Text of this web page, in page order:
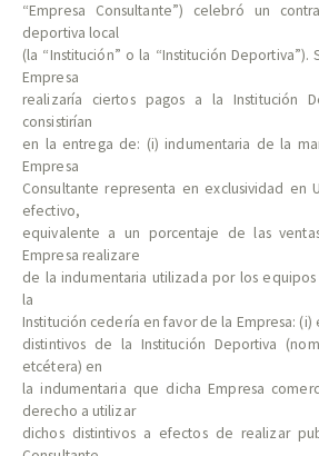
“Empresa Consultante”) celebró un
deportiva local
(la “Institución” o la “Institución
Empresa
realizaría ciertos pagos a la Institución
consistirían
en la entrega de: (i) indumentaria de la
Empresa
Consultante representa en exclusividad en
efectivo,
equivalente a un porcentaje de las
Empresa realizare
de la indumentaria utilizada por los equipos
la
Institución cedería en favor de la Empresa: (i)
distintivos de la Institución Deportiva
etcétera) en
la indumentaria que dicha Empresa
derecho a utilizar
dichos distintivos a efectos de realizar